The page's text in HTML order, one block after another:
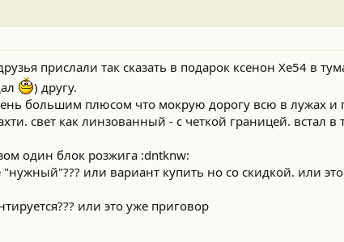
прислали так сказать в подарок ксенон Xe54 в
) другу.
большим плюсом что мокрую дорогу всю в лужах и
свет как линзованный - с четкой границей. встал в
один блок розжига :dntknw:
"нужный"??? или вариант купить но со скидкой. или
или это уже приговор